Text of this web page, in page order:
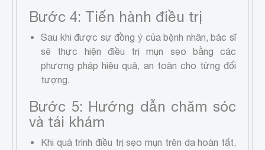
Bước 4: Tiến hành điều trị
Sau khi được sự đồng ý của bệnh nhân, bác sĩ
sẽ thực hiện điều trị mụn sẹo bằng các
phương pháp hiệu quả, an toàn cho từng đối
tượng.
Bước 5: Hướng dẫn chăm sóc
và tái khám
Khi quá trình điều trị sẹo mụn trên da hoàn tất,